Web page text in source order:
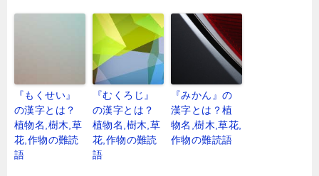
『もくせい』
の漢字とは？
植物名,樹木,草
花,作物の難読
語
『むくろじ』
の漢字とは？
植物名,樹木,草
花,作物の難読
語
『みかん』の
漢字とは？植
物名,樹木,草花,
作物の難読語